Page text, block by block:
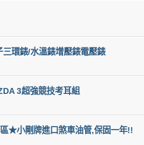
環錶/水溫錶增壓錶電壓錶
3超強競技考耳組
★小剛牌進口煞車油管,保固一年!!